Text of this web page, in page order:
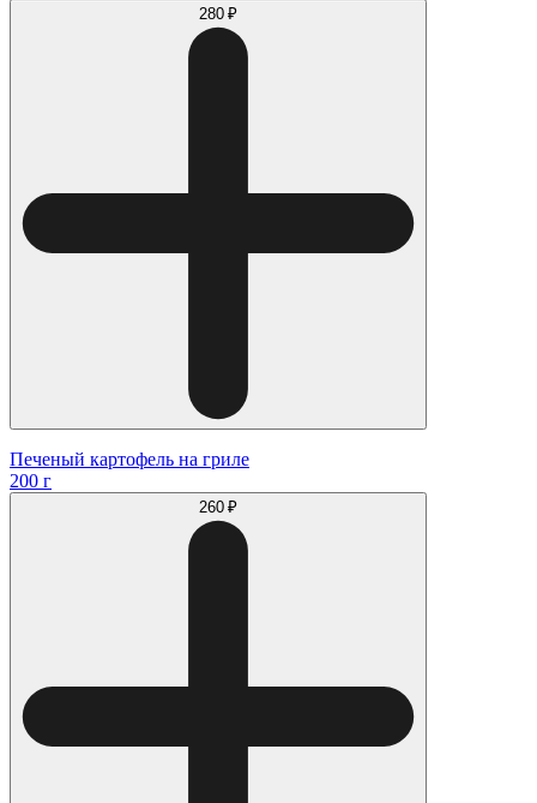
280 ₽
Печеный картофель на гриле
200 г
260 ₽